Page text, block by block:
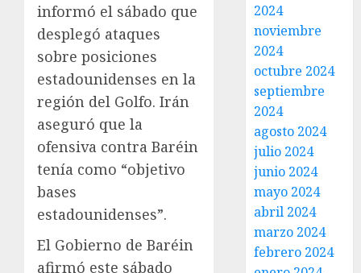
informó el sábado que
desplegó ataques
sobre posiciones
estadounidenses en la
región del Golfo. Irán
aseguró que la
ofensiva contra Baréin
tenía como “objetivo
bases
estadounidenses”.
El Gobierno de Baréin
afirmó este sábado
2024
noviembre
2024
octubre 2024
septiembre
2024
agosto 2024
julio 2024
junio 2024
mayo 2024
abril 2024
marzo 2024
febrero 2024